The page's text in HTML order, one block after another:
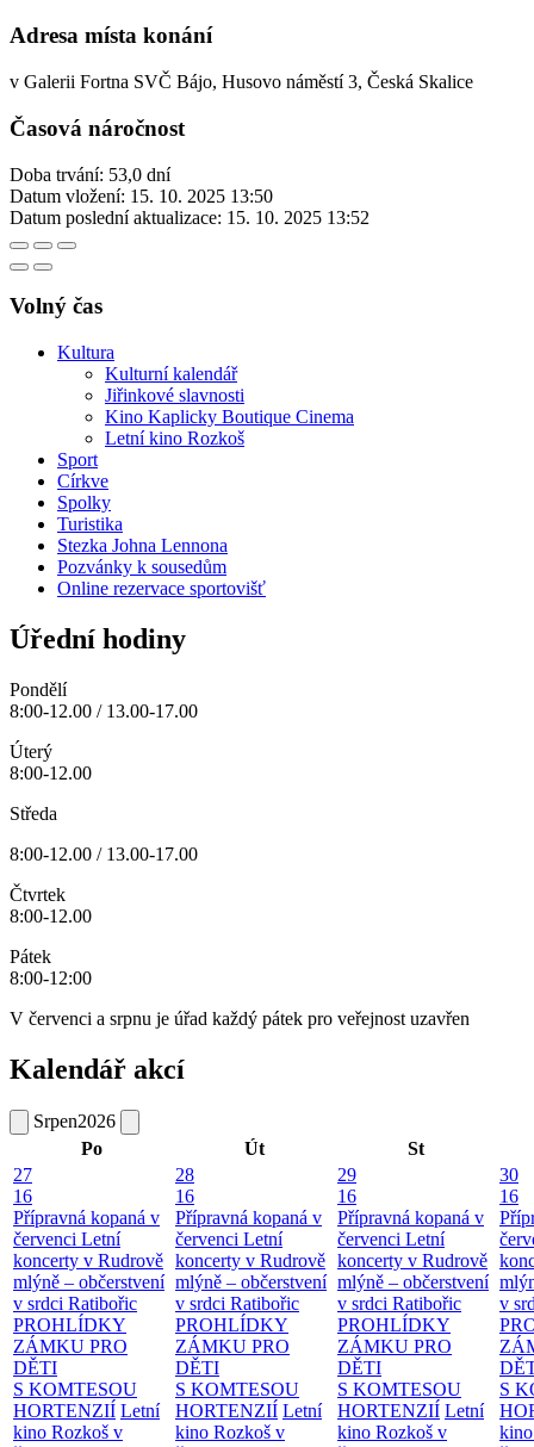
Adresa místa konání
v Galerii Fortna SVČ Bájo, Husovo náměstí 3, Česká Skalice
Časová náročnost
Doba trvání: 53,0 dní
Datum vložení: 15. 10. 2025 13:50
Datum poslední aktualizace: 15. 10. 2025 13:52
Volný čas
Kultura
Kulturní kalendář
Jiřinkové slavnosti
Kino Kaplicky Boutique Cinema
Letní kino Rozkoš
Sport
Církve
Spolky
Turistika
Stezka Johna Lennona
Pozvánky k sousedům
Online rezervace sportovišť
Úřední hodiny
Pondělí
8:00-12.00 / 13.00-17.00
Úterý
8:00-12.00
Středa
8:00-12.00 / 13.00-17.00
Čtvrtek
8:00-12.00
Pátek
8:00-12:00
V červenci a srpnu je úřad každý pátek pro veřejnost uzavřen
Kalendář akcí
Srpen2026
Po
Út
St
27
16
Přípravná kopaná v
červenci Letní
koncerty v Rudrově
mlýně – občerstvení
v srdci Ratibořic
PROHLÍDKY
ZÁMKU PRO
DĚTI
S KOMTESOU
HORTENZIÍ Letní
kino Rozkoš v
28
16
Přípravná kopaná v
červenci Letní
koncerty v Rudrově
mlýně – občerstvení
v srdci Ratibořic
PROHLÍDKY
ZÁMKU PRO
DĚTI
S KOMTESOU
HORTENZIÍ Letní
kino Rozkoš v
29
16
Přípravná kopaná v
červenci Letní
koncerty v Rudrově
mlýně – občerstvení
v srdci Ratibořic
PROHLÍDKY
ZÁMKU PRO
DĚTI
S KOMTESOU
HORTENZIÍ Letní
kino Rozkoš v
30
16
v
S